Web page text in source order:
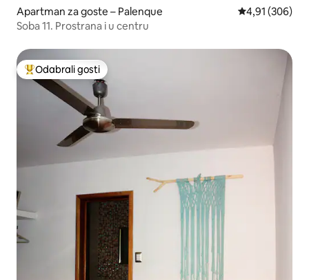
Apartman za goste – Palenque Prosječna
4,91 (306)
Soba 11. Prostrana i u centru
Među najviše rangiranima s oznakom „Odabrali gosti”
Odabrali gosti